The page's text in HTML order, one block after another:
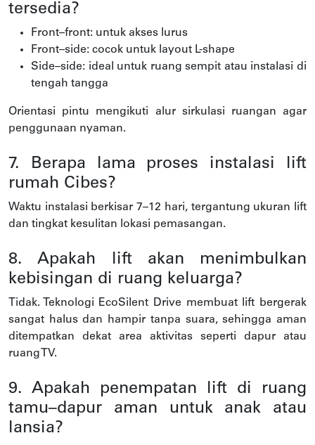
tersedia?
Front–front: untuk akses lurus
Front–side: cocok untuk layout L-shape
Side–side: ideal untuk ruang sempit atau instalasi di
tengah tangga
Orientasi pintu mengikuti alur sirkulasi ruangan agar
penggunaan nyaman.
7. Berapa lama proses instalasi lift
rumah Cibes?
Waktu instalasi berkisar 7–12 hari, tergantung ukuran lift
dan tingkat kesulitan lokasi pemasangan.
8. Apakah lift akan menimbulkan
kebisingan di ruang keluarga?
Tidak. Teknologi EcoSilent Drive membuat lift bergerak
sangat halus dan hampir tanpa suara, sehingga aman
ditempatkan dekat area aktivitas seperti dapur atau
ruang TV.
9. Apakah penempatan lift di ruang
tamu–dapur aman untuk anak atau
lansia?